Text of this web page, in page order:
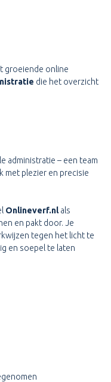
groeiende online
die het overzicht
administratie – een team
met plezier en precisie
Onlineverf.nlals
en pakt door. Je
tegen het licht te
en soepel te laten